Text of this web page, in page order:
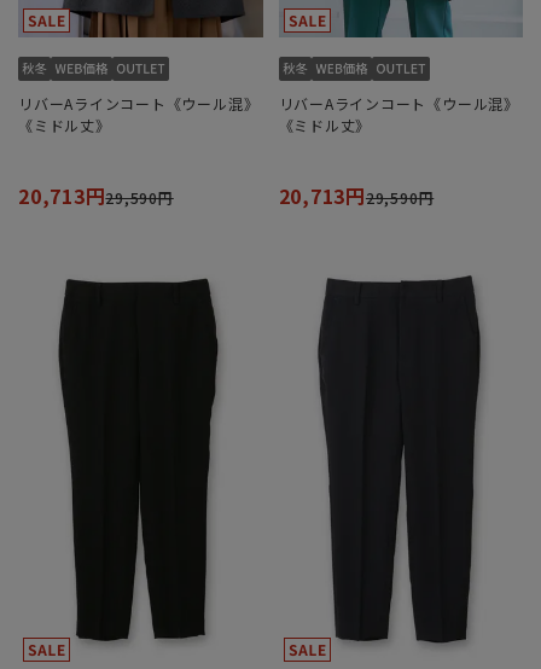
リバーAラインコート《ウール混》
《ミドル丈》
20,713円29,590円
リバーAラインコート《ウール混》
《ミドル丈》
20,713円29,590円